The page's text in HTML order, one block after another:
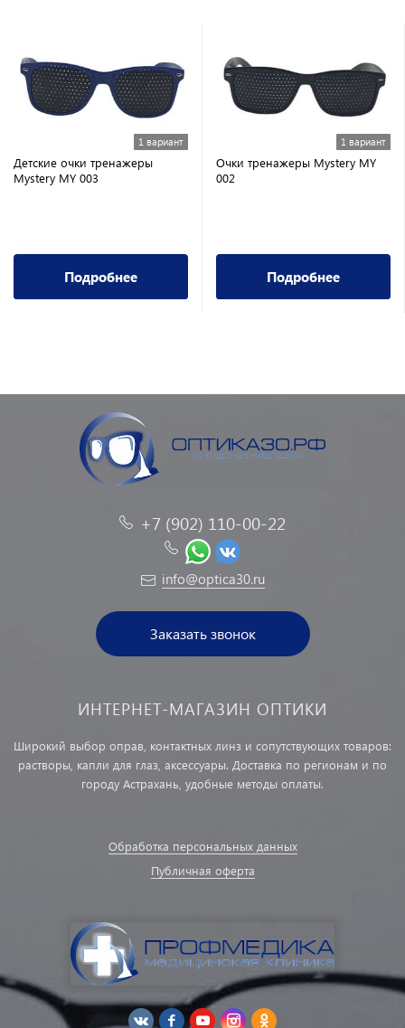
1 вариант
Детские очки тренажеры
Mystery MY 003
Подробнее
1 вариант
Очки тренажеры Mystery MY
002
Подробнее
+7 (902) 110-00-22
info@optica30.ru
Заказать звонок
ИНТЕРНЕТ-МАГАЗИН ОПТИКИ
Широкий выбор оправ, контактных линз и сопутствующих товаров:
растворы, капли для глаз, аксессуары. Доставка по регионам и по
городу Астрахань, удобные методы оплаты.
Обработка персональных данных
Публичная оферта